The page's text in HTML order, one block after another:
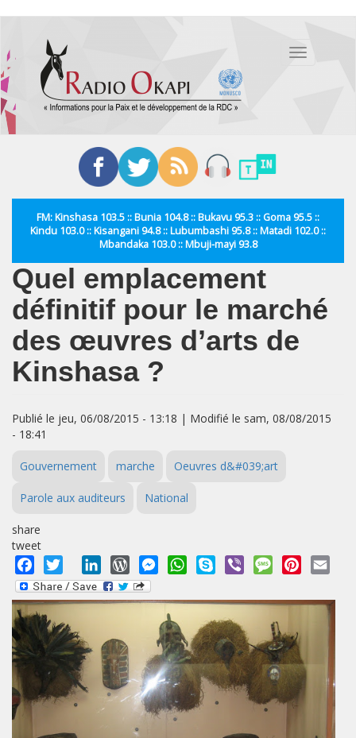
contenu
principal
Toggle
FM: Kinshasa 103.5 :: Bunia 104.8 :: Bukavu 95.3 :: Goma 95.5 ::
Kindu 103.0 :: Kisangani 94.8 :: Lubumbashi 95.8 :: Matadi 102.0 ::
Mbandaka 103.0 :: Mbuji-mayi 93.8
Quel emplacement
définitif pour le marché
des œuvres d’arts de
Kinshasa ?
Publié le jeu, 06/08/2015 - 13:18 | Modifié le sam, 08/08/2015
- 18:41
Gouvernement marche Oeuvres d&#039;art
Parole aux auditeurs National
share
tweet
Facebook
Twitter LinkedInWordPressMessengerWhatsApp
Skype Viber MessagePinterest